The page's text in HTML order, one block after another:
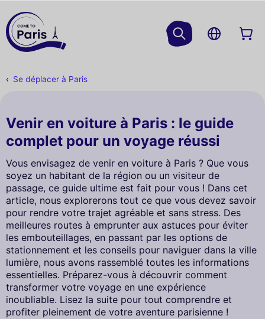
Se déplacer à Paris
Venir en voiture à Paris : le guide
complet pour un voyage réussi
Vous envisagez de venir en voiture à Paris ? Que vous
soyez un habitant de la région ou un visiteur de
passage, ce guide ultime est fait pour vous ! Dans cet
article, nous explorerons tout ce que vous devez savoir
pour rendre votre trajet agréable et sans stress. Des
meilleures routes à emprunter aux astuces pour éviter
les embouteillages, en passant par les options de
stationnement et les conseils pour naviguer dans la ville
lumière, nous avons rassemblé toutes les informations
essentielles. Préparez-vous à découvrir comment
transformer votre voyage en une expérience
inoubliable. Lisez la suite pour tout comprendre et
profiter pleinement de votre aventure parisienne !